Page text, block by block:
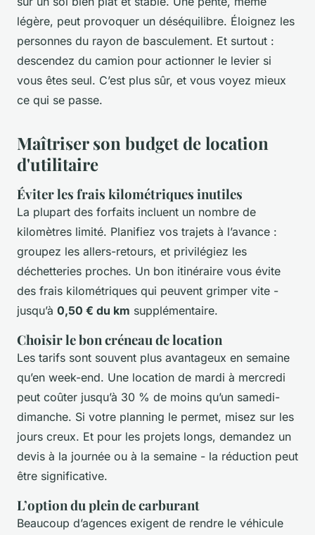
légère, peut provoquer un déséquilibre. Éloignez les
personnes du rayon de basculement. Et surtout :
descendez du camion pour actionner le levier si
vous êtes seul. C’est plus sûr, et vous voyez mieux
ce qui se passe.
Maîtriser son budget de location
d'utilitaire
Éviter les frais kilométriques inutiles
La plupart des forfaits incluent un nombre de
kilomètres limité. Planifiez vos trajets à l’avance :
groupez les allers-retours, et privilégiez les
déchetteries proches. Un bon itinéraire vous évite
des frais kilométriques qui peuvent grimper vite -
jusqu’à 0,50 € du km supplémentaire.
Choisir le bon créneau de location
Les tarifs sont souvent plus avantageux en semaine
qu’en week-end. Une location de mardi à mercredi
peut coûter jusqu’à 30 % de moins qu’un samedi-
dimanche. Si votre planning le permet, misez sur les
jours creux. Et pour les projets longs, demandez un
devis à la journée ou à la semaine - la réduction peut
être significative.
L’option du plein de carburant
Beaucoup d’agences exigent de rendre le véhicule